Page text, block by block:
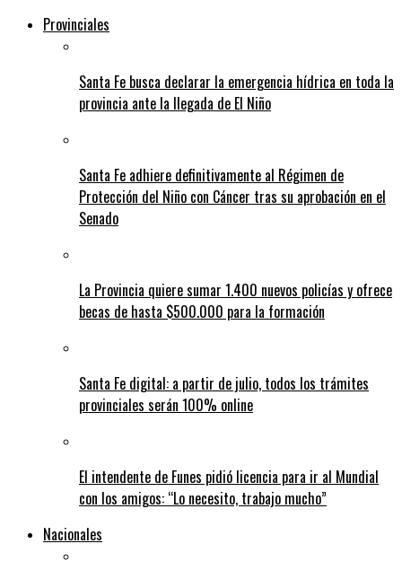
Provinciales
Santa Fe busca declarar la emergencia hídrica en toda la
provincia ante la llegada de El Niño
Santa Fe adhiere definitivamente al Régimen de
Protección del Niño con Cáncer tras su aprobación en el
Senado
La Provincia quiere sumar 1.400 nuevos policías y ofrece
becas de hasta $500.000 para la formación
Santa Fe digital: a partir de julio, todos los trámites
provinciales serán 100% online
El intendente de Funes pidió licencia para ir al Mundial
con los amigos: “Lo necesito, trabajo mucho”
Nacionales